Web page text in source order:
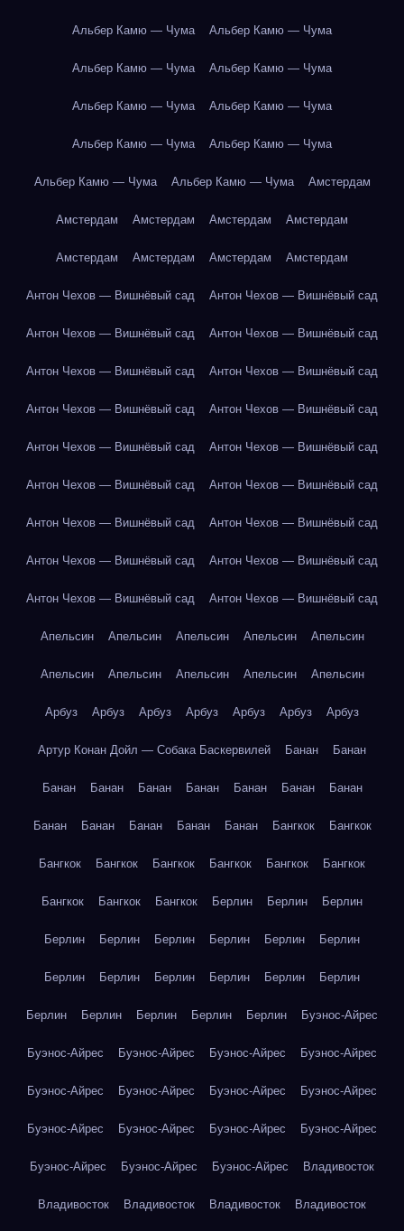
Альбер Камю — Чума Альбер Камю — Чума
Альбер Камю — Чума Альбер Камю — Чума
Альбер Камю — Чума Альбер Камю — Чума
Альбер Камю — Чума Альбер Камю — Чума
Альбер Камю — Чума Альбер Камю — Чума Амстердам
Амстердам Амстердам Амстердам Амстердам
Амстердам Амстердам Амстердам Амстердам
Антон Чехов — Вишнёвый сад Антон Чехов — Вишнёвый сад
Антон Чехов — Вишнёвый сад Антон Чехов — Вишнёвый сад
Антон Чехов — Вишнёвый сад Антон Чехов — Вишнёвый сад
Антон Чехов — Вишнёвый сад Антон Чехов — Вишнёвый сад
Антон Чехов — Вишнёвый сад Антон Чехов — Вишнёвый сад
Антон Чехов — Вишнёвый сад Антон Чехов — Вишнёвый сад
Антон Чехов — Вишнёвый сад Антон Чехов — Вишнёвый сад
Антон Чехов — Вишнёвый сад Антон Чехов — Вишнёвый сад
Антон Чехов — Вишнёвый сад Антон Чехов — Вишнёвый сад
Апельсин Апельсин Апельсин Апельсин Апельсин
Апельсин Апельсин Апельсин Апельсин Апельсин
Арбуз Арбуз Арбуз Арбуз Арбуз Арбуз Арбуз
Артур Конан Дойл — Собака Баскервилей Банан Банан
Банан Банан Банан Банан Банан Банан Банан
Банан Банан Банан Банан Банан Бангкок Бангкок
Бангкок Бангкок Бангкок Бангкок Бангкок Бангкок
Бангкок Бангкок Бангкок Берлин Берлин Берлин
Берлин Берлин Берлин Берлин Берлин Берлин
Берлин Берлин Берлин Берлин Берлин Берлин
Берлин Берлин Берлин Берлин Берлин Буэнос-Айрес
Буэнос-Айрес Буэнос-Айрес Буэнос-Айрес Буэнос-Айрес
Буэнос-Айрес Буэнос-Айрес Буэнос-Айрес Буэнос-Айрес
Буэнос-Айрес Буэнос-Айрес Буэнос-Айрес Буэнос-Айрес
Буэнос-Айрес Буэнос-Айрес Буэнос-Айрес Владивосток
Владивосток Владивосток Владивосток Владивосток